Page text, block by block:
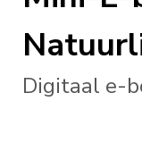
Digitaal e-